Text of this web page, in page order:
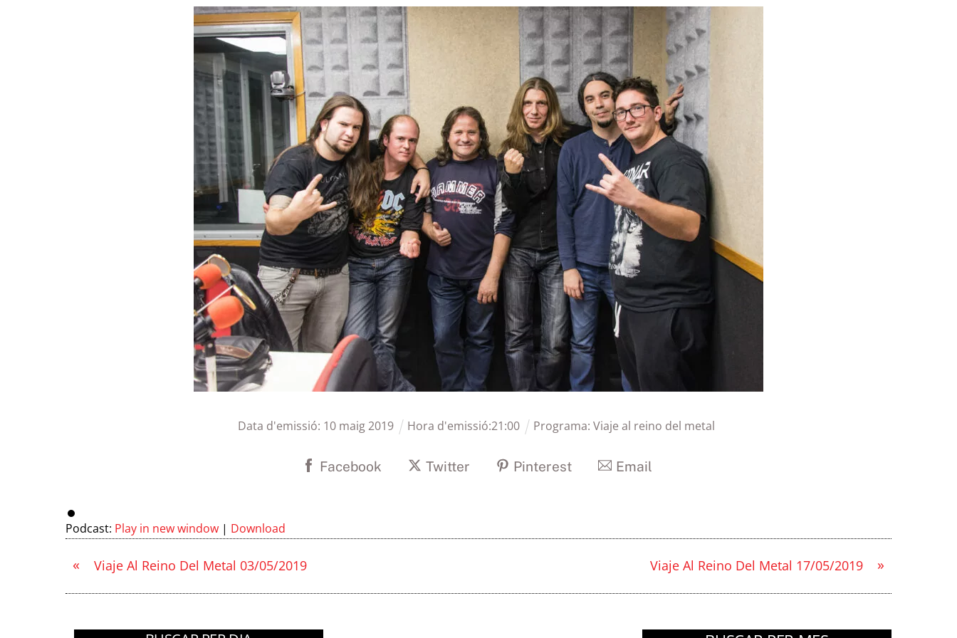
Data d'emissió: 10 maig2019 Hora d'emissió:21:00 Programa: Viaje al reino del metal
Facebook Twitter Pinterest Email
Podcast: Play in new window | Download
« Viaje Al Reino Del Metal 03/05/2019 »
Viaje Al Reino Del Metal 17/05/2019